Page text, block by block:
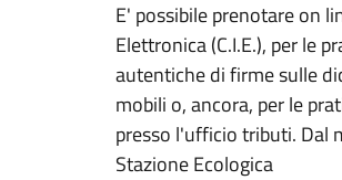
E' possibile prenotare on
Elettronica (C.I.E.), per le
autentiche di firme sulle
mobili o, ancora, per le
presso l'ufficio tributi. Dal
Stazione Ecologica